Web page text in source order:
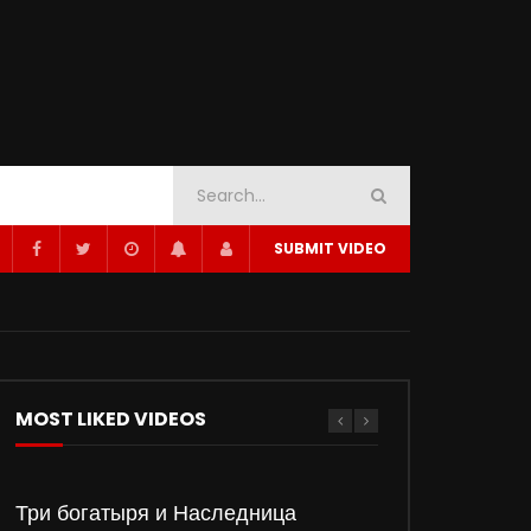
SUBMIT VIDEO
MOST LIKED VIDEOS
Три богатыря и Наследница